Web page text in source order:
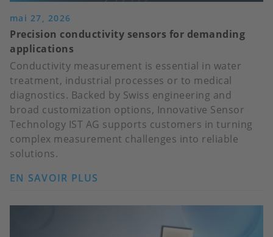
mai 27, 2026
Precision conductivity sensors for demanding
applications
Conductivity measurement is essential in water
treatment, industrial processes or to medical
diagnostics. Backed by Swiss engineering and
broad customization options, Innovative Sensor
Technology IST AG supports customers in turning
complex measurement challenges into reliable
solutions.
EN SAVOIR PLUS
CONDUCTIVITY